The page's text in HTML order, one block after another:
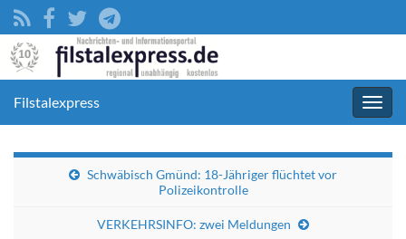
Filstalexpress
Schwäbisch Gmünd: 18-Jähriger flüchtet vor
Polizeikontrolle
VERKEHRSINFO: zwei Meldungen